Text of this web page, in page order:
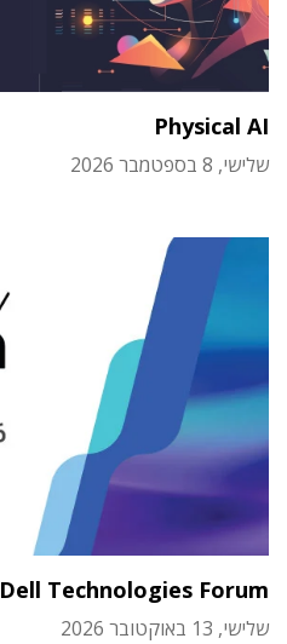
Physical AI
שלישי, 8 בספטמבר 2026
Dell Technologies Forum
שלישי, 13 באוקטובר 2026